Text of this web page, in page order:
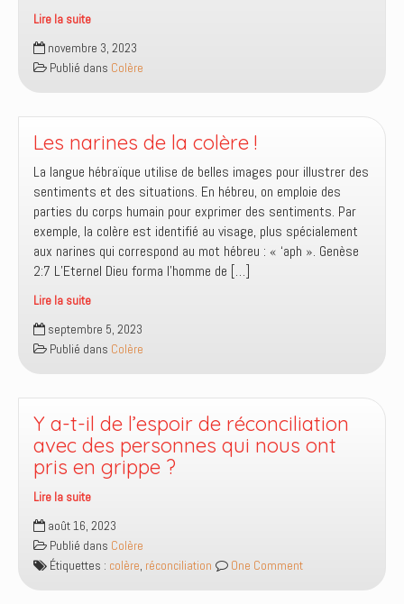
Lire la suite
Ne
donnez
pas
au
diable
vous
mettant
en
colère
pour
ce
que
considérez
comme
injustice
!
novembre 3, 2023
Publié dans Colère
Les narines de la colère !
La langue hébraïque utilise de belles images pour illustrer des
sentiments et des situations. En hébreu, on emploie des
parties du corps humain pour exprimer des sentiments. Par
exemple, la colère est identifié au visage, plus spécialement
aux narines qui correspond au mot hébreu : « ‘aph ». Genèse
2:7 L’Eternel Dieu forma l’homme de […]
Lire la suite
Les
narines
de
colère
!
septembre 5, 2023
Publié dans Colère
Y a-t-il de l’espoir de réconciliation
avec des personnes qui nous ont
pris en grippe ?
Lire la suite
Y
a-
t-
il
août 16, 2023
Publié dans Colère
Étiquettes : colère, réconciliation One Comment